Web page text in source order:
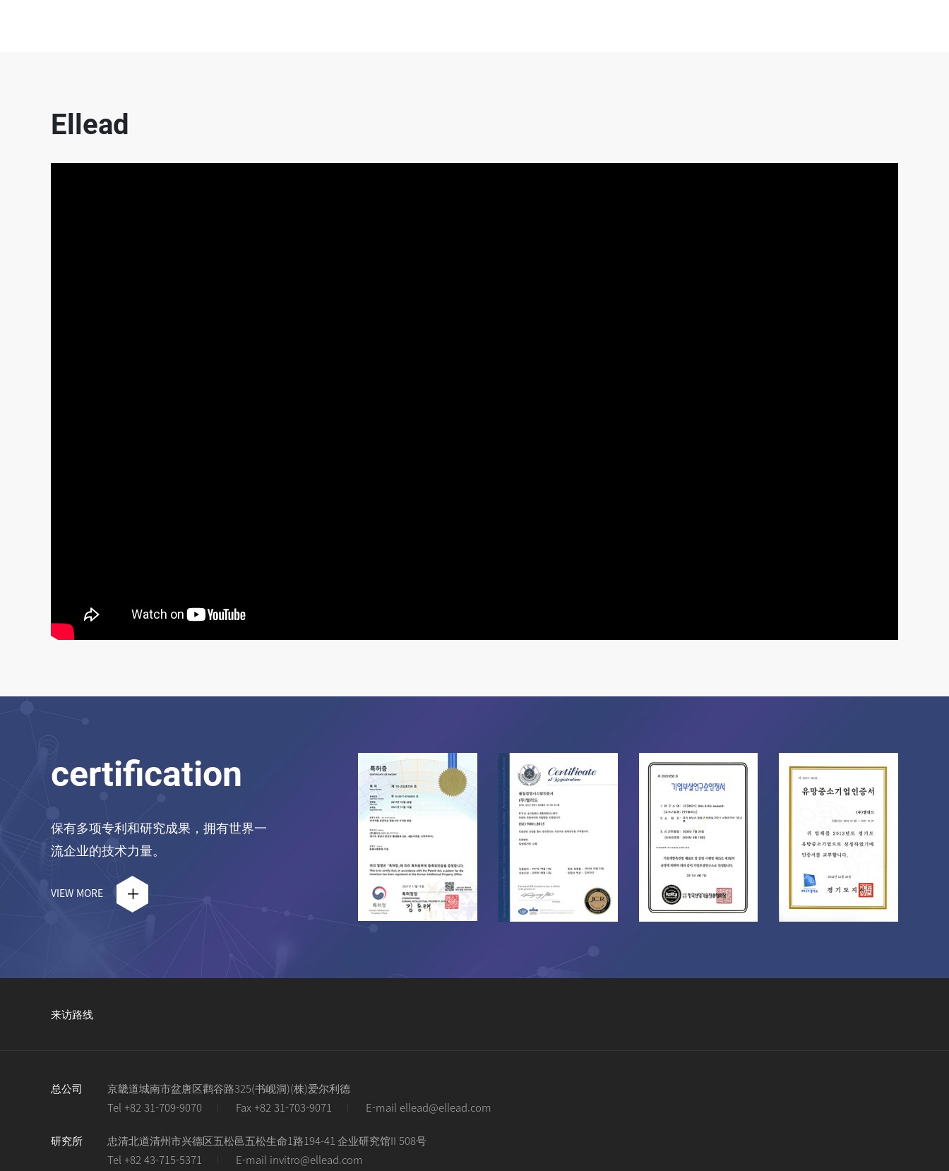
Ellead
certification
保有多项专利和研究成果，拥有世界一
流企业的技术力量。
VIEW MORE
来访路线
总公司
京畿道城南市盆唐区鹳谷路325(书岘洞)(株)爱尔利德
Tel +82 31-709-9070
Fax +82 31-703-9071 E-mail ellead@ellead.com
研究所
忠清北道清州市兴德区五松邑五松生命1路194-41 企业研究馆II 508号
Tel +82 43-715-5371
E-mail invitro@ellead.com